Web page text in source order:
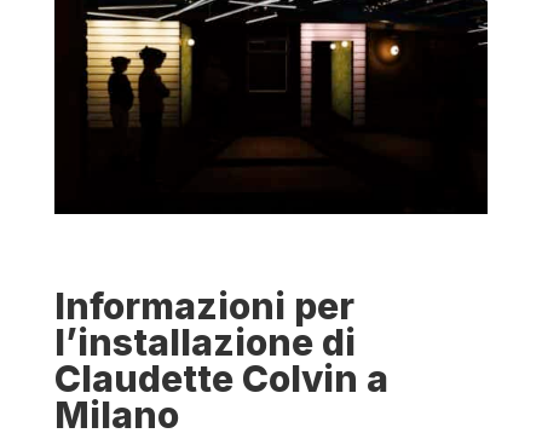
Informazioni per
l’installazione di
Claudette Colvin a
Milano